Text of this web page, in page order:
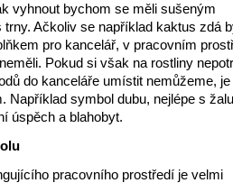
vyhnout bychom se měli sušeným
Ačkoliv se například kaktus zdá
pro kancelář, v pracovním
Pokud si však na rostliny
do kanceláře umístit nemůžeme, je
Například symbol dubu, nejlépe s
úspěch a blahobyt.
pracovního prostředí je velmi